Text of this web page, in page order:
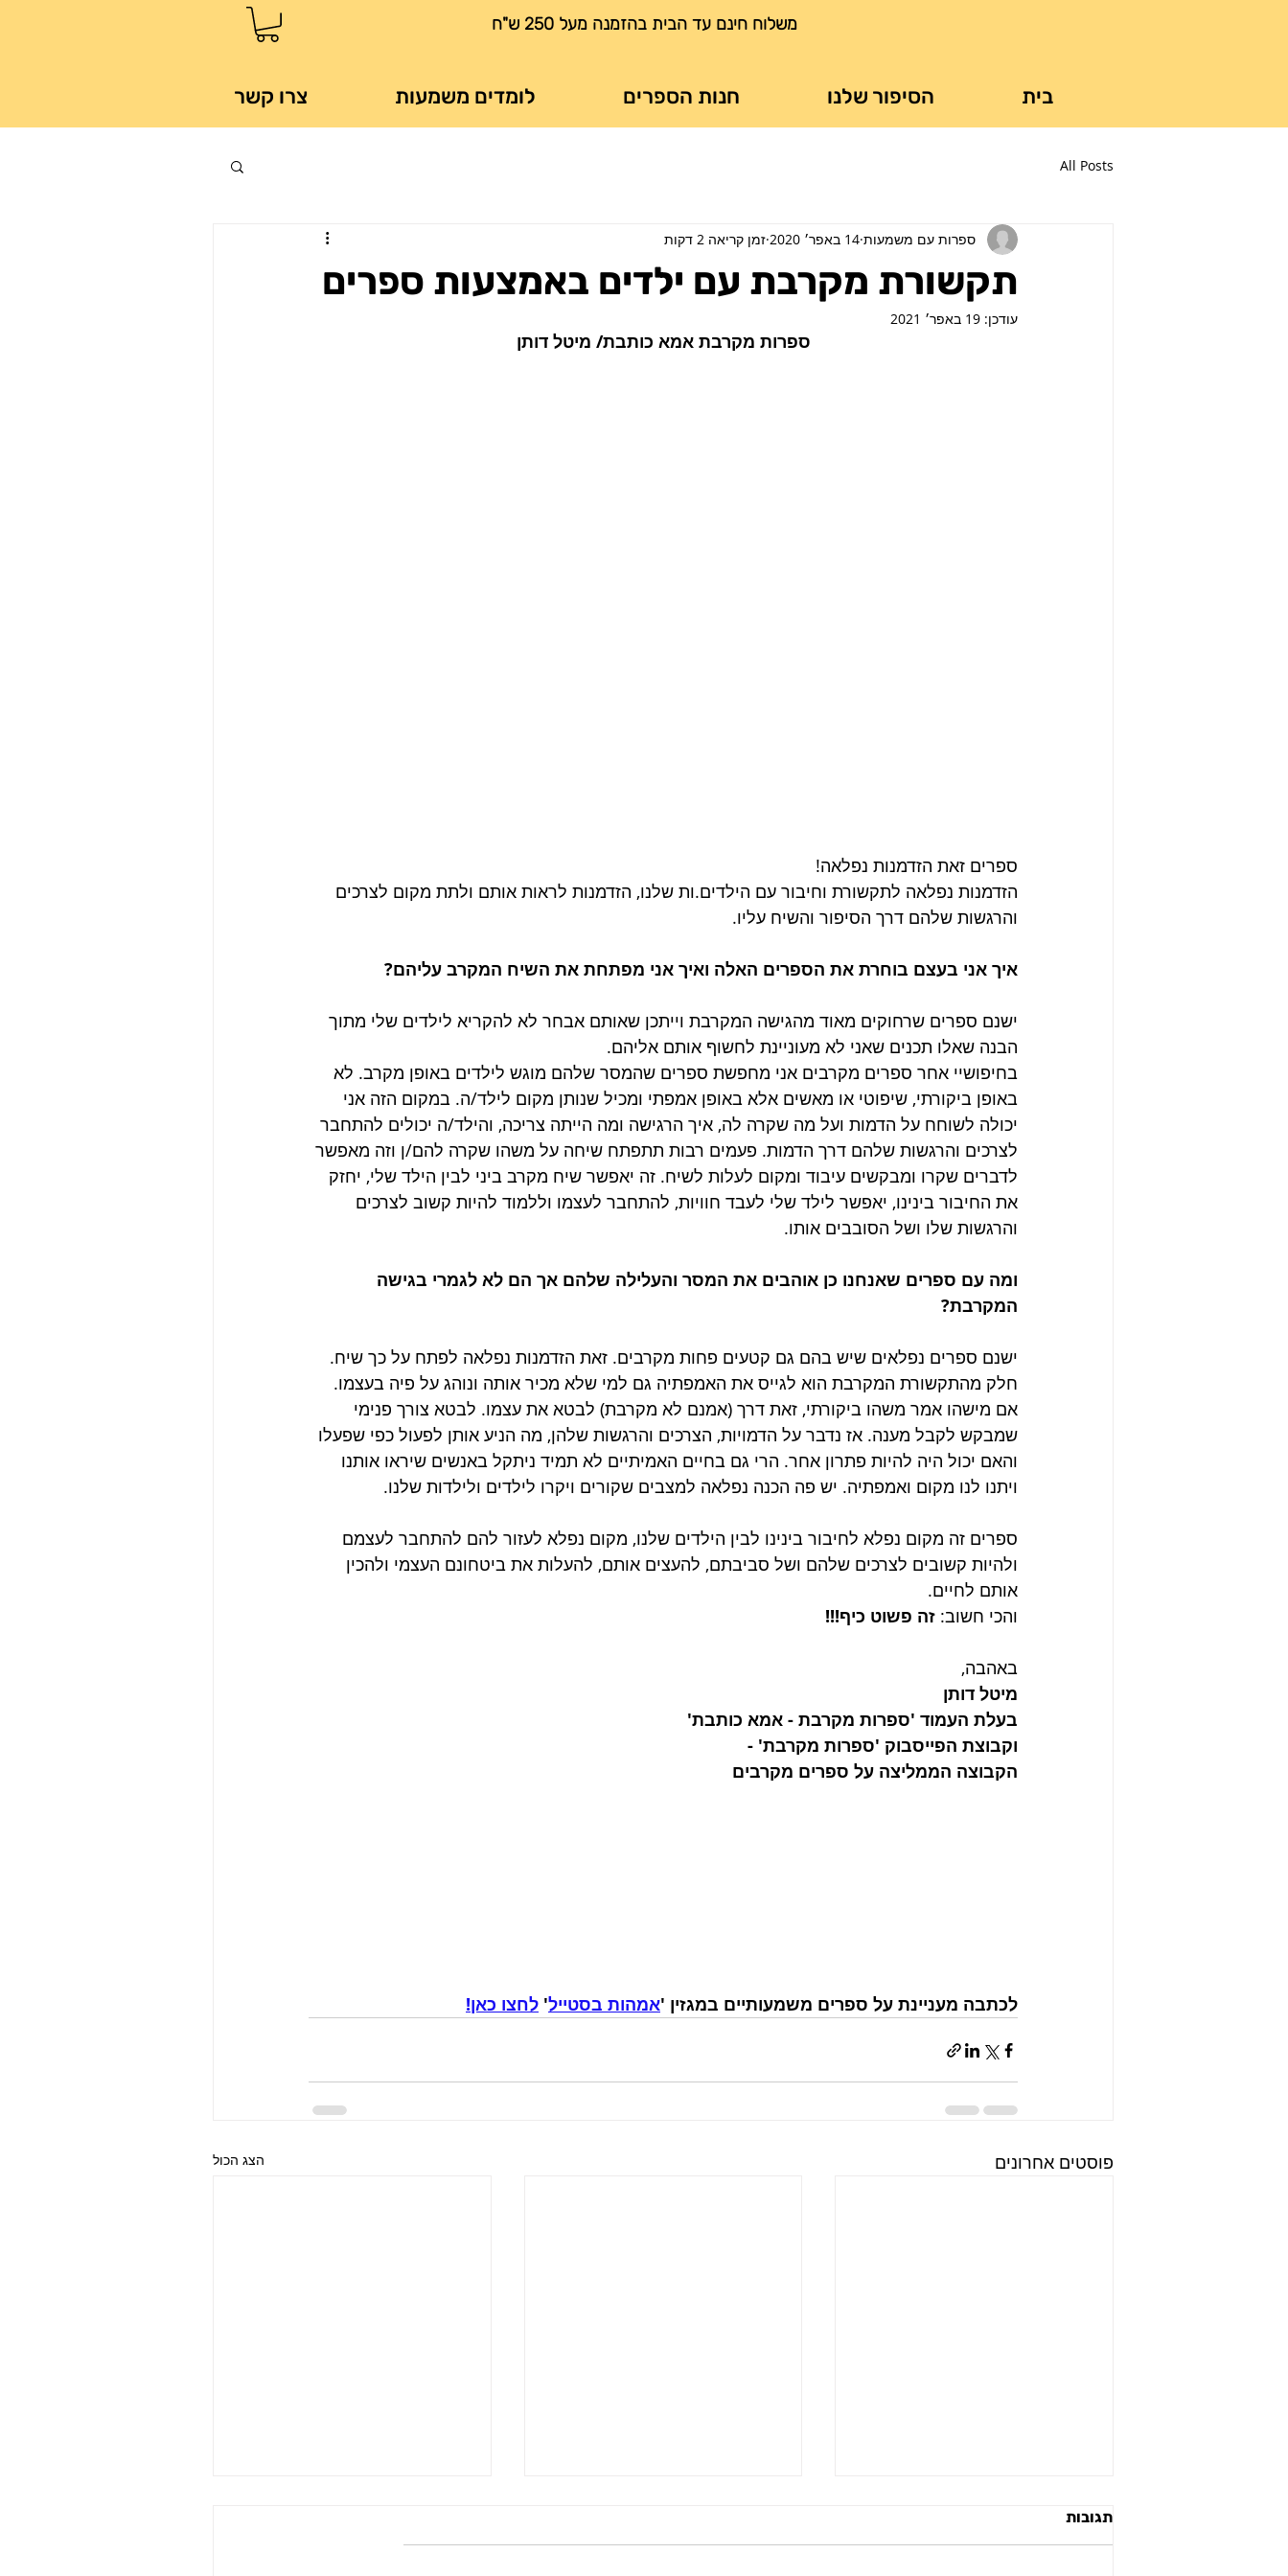
משלוח חינם עד הבית בהזמנה מעל 250 ש"ח
בית הסיפור שלנו חנות הספרים לומדים משמעות צרו קשר
All Posts
תקשורת מקרבת עם ילדים באמצעות ספרים
ספרות עם משמעות 14 באפר׳ 2020 זמן קריאה 2 דקות
עודכן: 19 באפר׳ 2021
ספרות מקרבת אמא כותבת/ מיטל דותן
ספרים זאת הזדמנות נפלאה!
הזדמנות נפלאה לתקשורת וחיבור עם הילדים.ות שלנו, הזדמנות לראות אותם ולתת מקום לצרכים
והרגשות שלהם דרך הסיפור והשיח עליו.
איך אני בעצם בוחרת את הספרים האלה ואיך אני מפתחת את השיח המקרב עליהם?
ישנם ספרים שרחוקים מאוד מהגישה המקרבת וייתכן שאותם אבחר לא להקריא לילדים שלי מתוך
הבנה שאלו תכנים שאני לא מעוניינת לחשוף אותם אליהם.
בחיפושיי אחר ספרים מקרבים אני מחפשת ספרים שהמסר שלהם מוגש לילדים באופן מקרב. לא
באופן ביקורתי, שיפוטי או מאשים אלא באופן אמפתי ומכיל שנותן מקום לילד/ה. במקום הזה אני
יכולה לשוחח על הדמות ועל מה שקרה לה, איך הרגישה ומה הייתה צריכה, והילד/ה יכולים להתחבר
לצרכים והרגשות שלהם דרך הדמות. פעמים רבות תתפתח שיחה על משהו שקרה להם/ן וזה מאפשר
לדברים שקרו ומבקשים עיבוד ומקום לעלות לשיח. זה יאפשר שיח מקרב ביני לבין הילד שלי, יחזק
את החיבור בינינו, יאפשר לילד שלי לעבד חוויות, להתחבר לעצמו וללמוד להיות קשוב לצרכים
והרגשות שלו ושל הסובבים אותו.
ומה עם ספרים שאנחנו כן אוהבים את המסר והעלילה שלהם אך הם לא לגמרי בגישה
המקרבת?
ישנם ספרים נפלאים שיש בהם גם קטעים פחות מקרבים. זאת הזדמנות נפלאה לפתח על כך שיח.
חלק מהתקשורת המקרבת הוא לגייס את האמפתיה גם למי שלא מכיר אותה ונוהג על פיה בעצמו.
אם מישהו אמר משהו ביקורתי, זאת דרך (אמנם לא מקרבת) לבטא את עצמו. לבטא צורך פנימי
שמבקש לקבל מענה. אז נדבר על הדמויות, הצרכים והרגשות שלהן, מה הניע אותן לפעול כפי שפעלו
והאם יכול היה להיות פתרון אחר. הרי גם בחיים האמיתיים לא תמיד ניתקל באנשים שיראו אותנו
ויתנו לנו מקום ואמפתיה. יש פה הכנה נפלאה למצבים שקורים ויקרו לילדים ולילדות שלנו.
ספרים זה מקום נפלא לחיבור בינינו לבין הילדים שלנו, מקום נפלא לעזור להם להתחבר לעצמם
ולהיות קשובים לצרכים שלהם ושל סביבתם, להעצים אותם, להעלות את ביטחונם העצמי ולהכין
אותם לחיים.
והכי חשוב: זה פשוט כיף!!!
באהבה,
מיטל דותן
בעלת העמוד 'ספרות מקרבת - אמא כותבת'
וקבוצת הפייסבוק 'ספרות מקרבת' -
הקבוצה הממליצה על ספרים מקרבים
לכתבה מעניינת על ספרים משמעותיים במגזין 'אמהות בסטייל' לחצו כאן!
פוסטים אחרונים הצג הכול
תגובות